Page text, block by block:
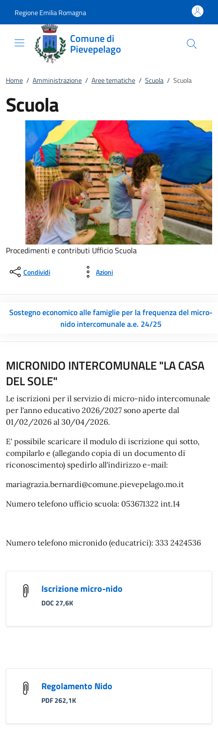
Regione Emilia Romagna
Comune di
Pievepelago
Home / Amministrazione / Aree tematiche / Scuola / Scuola
Scuola
Procedimenti e contributi Ufficio Scuola
Condividi Azioni
Sostegno economico alle famiglie per la frequenza del micro-
nido intercomunale a.e. 24/25
MICRONIDO INTERCOMUNALE "LA CASA
DEL SOLE"
Le iscrizioni per il servizio di micro-nido intercomunale
per l'anno educativo 2026/2027 sono aperte dal
01/02/2026 al 30/04/2026.
E' possibile scaricare il modulo di iscrizione qui sotto,
compilarlo e (allegando copia di un documento di
riconoscimento) spedirlo all'indirizzo e-mail:
mariagrazia.bernardi@comune.pievepelago.mo.it
Numero telefono ufficio scuola: 053671322 int.14
Numero telefono micronido (educatrici): 333 2424536
Iscrizione micro-nido
DOC 27,6K
Regolamento Nido
PDF 262,1K